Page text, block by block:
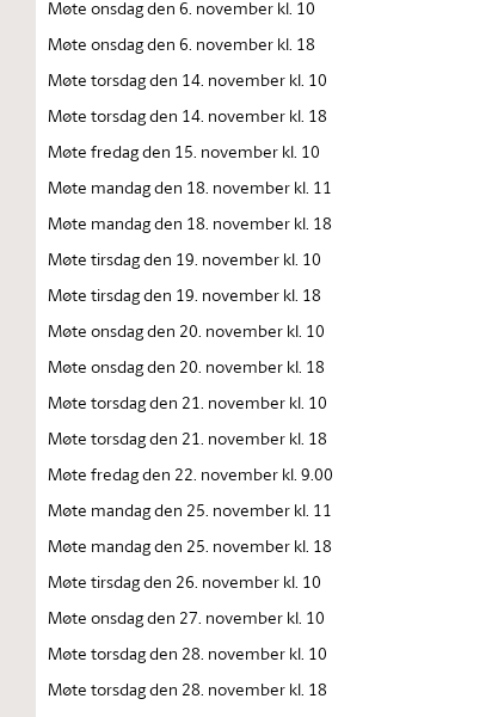
Møte onsdag den 6. november kl. 10
Møte onsdag den 6. november kl. 18
Møte torsdag den 14. november kl. 10
Møte torsdag den 14. november kl. 18
Møte fredag den 15. november kl. 10
Møte mandag den 18. november kl. 11
Møte mandag den 18. november kl. 18
Møte tirsdag den 19. november kl. 10
Møte tirsdag den 19. november kl. 18
Møte onsdag den 20. november kl. 10
Møte onsdag den 20. november kl. 18
Møte torsdag den 21. november kl. 10
Møte torsdag den 21. november kl. 18
Møte fredag den 22. november kl. 9.00
Møte mandag den 25. november kl. 11
Møte mandag den 25. november kl. 18
Møte tirsdag den 26. november kl. 10
Møte onsdag den 27. november kl. 10
Møte torsdag den 28. november kl. 10
Møte torsdag den 28. november kl. 18